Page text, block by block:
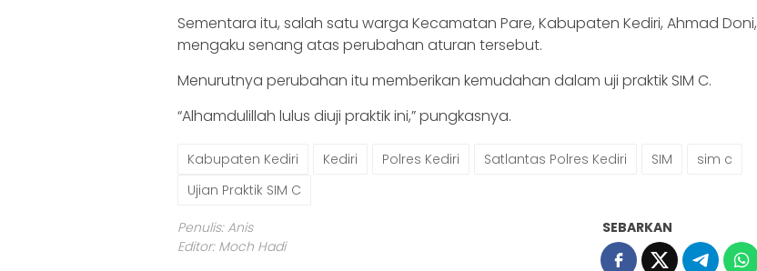
Sementara itu, salah satu warga Kecamatan Pare, Kabupaten Kediri, Ahmad Doni,
mengaku senang atas perubahan aturan tersebut.
Menurutnya perubahan itu memberikan kemudahan dalam uji praktik SIM C.
“Alhamdulillah lulus diuji praktik ini,” pungkasnya.
Kabupaten Kediri Kediri Polres Kediri Satlantas Polres Kediri SIM
sim c
Ujian Praktik SIM C
Penulis: Anis
Editor: Moch Hadi
SEBARKAN